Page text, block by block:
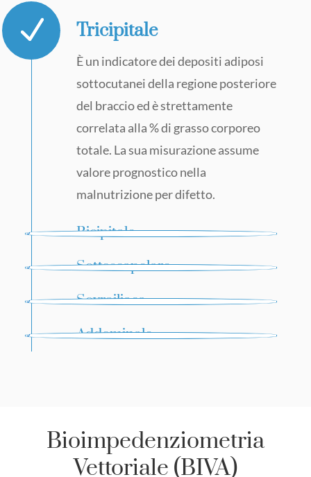
Tricipitale
È un indicatore dei depositi adiposi
sottocutanei della regione posteriore
del braccio ed è strettamente
correlata alla % di grasso corporeo
totale. La sua misurazione assume
valore prognostico nella
malnutrizione per difetto.
Bicipitale
Sottoscapolare
Sovrailiaca
Addominale
Bioimpedenziometria
Vettoriale (BIVA)